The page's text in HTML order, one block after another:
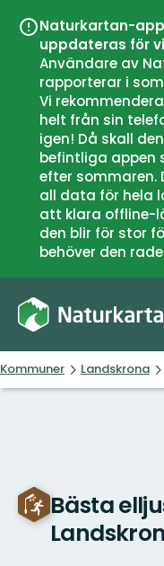
Naturkartan-
uppdateras för
Användare av
rapporterar i
Vi
helt från sin
igen! Då skall
befintliga appen
efter sommaren.
all data för hela
att klara offline-
den blir för stor
behöver den
Kommuner Landskrona
Bästa